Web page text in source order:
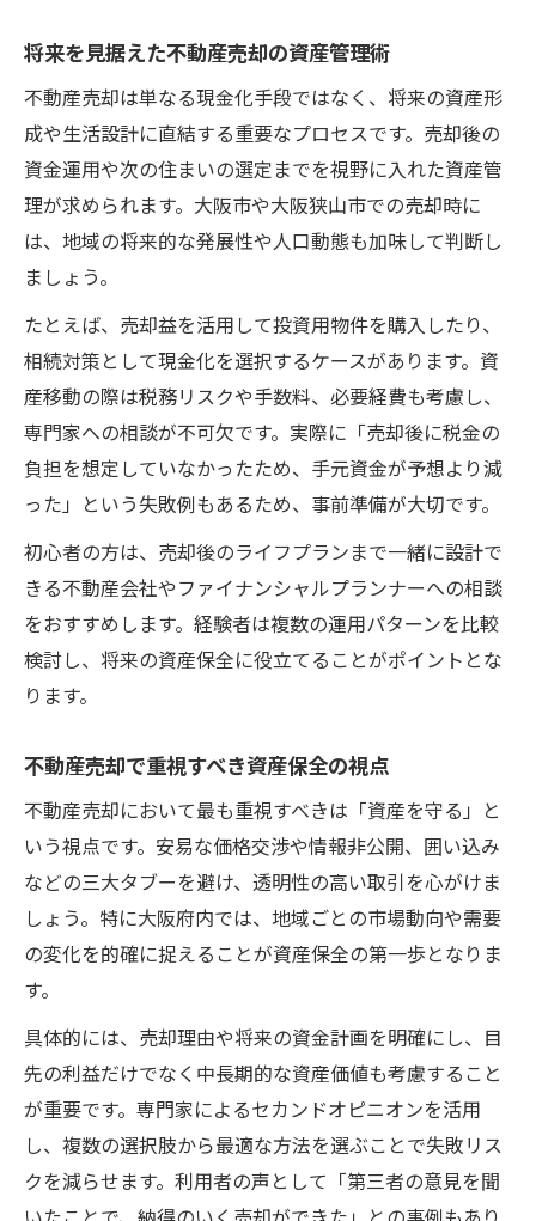
将来を見据えた不動産売却の資産管理術
不動産売却は単なる現金化手段ではなく、将来の資産形
成や生活設計に直結する重要なプロセスです。売却後の
資金運用や次の住まいの選定までを視野に入れた資産管
理が求められます。大阪市や大阪狭山市での売却時に
は、地域の将来的な発展性や人口動態も加味して判断し
ましょう。
たとえば、売却益を活用して投資用物件を購入したり、
相続対策として現金化を選択するケースがあります。資
産移動の際は税務リスクや手数料、必要経費も考慮し、
専門家への相談が不可欠です。実際に「売却後に税金の
負担を想定していなかったため、手元資金が予想より減
った」という失敗例もあるため、事前準備が大切です。
初心者の方は、売却後のライフプランまで一緒に設計で
きる不動産会社やファイナンシャルプランナーへの相談
をおすすめします。経験者は複数の運用パターンを比較
検討し、将来の資産保全に役立てることがポイントとな
ります。
不動産売却で重視すべき資産保全の視点
不動産売却において最も重視すべきは「資産を守る」と
いう視点です。安易な価格交渉や情報非公開、囲い込み
などの三大タブーを避け、透明性の高い取引を心がけま
しょう。特に大阪府内では、地域ごとの市場動向や需要
の変化を的確に捉えることが資産保全の第一歩となりま
す。
具体的には、売却理由や将来の資金計画を明確にし、目
先の利益だけでなく中長期的な資産価値も考慮すること
が重要です。専門家によるセカンドオピニオンを活用
し、複数の選択肢から最適な方法を選ぶことで失敗リス
クを減らせます。利用者の声として「第三者の意見を聞